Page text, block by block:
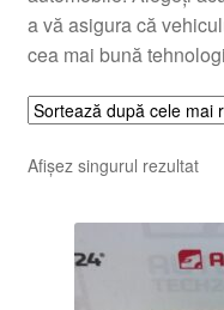
Termeni si conditii
a vă asigura că
cea mai bună
Afișez singurul rezultat